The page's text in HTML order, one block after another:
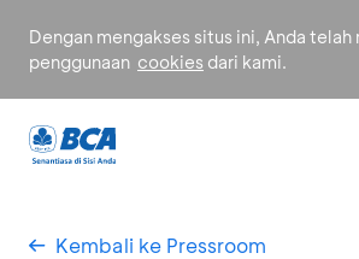
Dengan mengakses situs ini, Anda
penggunaan cookies dari kami.
Kembali ke Pressroom